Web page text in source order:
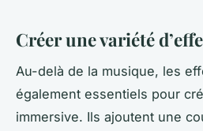
Créer une variété
Au-delà de la musique, les
également essentiels pour
immersive. Ils ajoutent une